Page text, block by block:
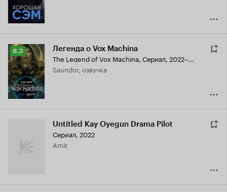
Рейтинг
Кинопоиска
8.3
8.3 Легенда о Vox Machina
The Legend of Vox Machina, Сериал, 2022–...
Saundor, озвучка
Untitled Kay Oyegun Drama Pilot
Сериал, 2022
Amit